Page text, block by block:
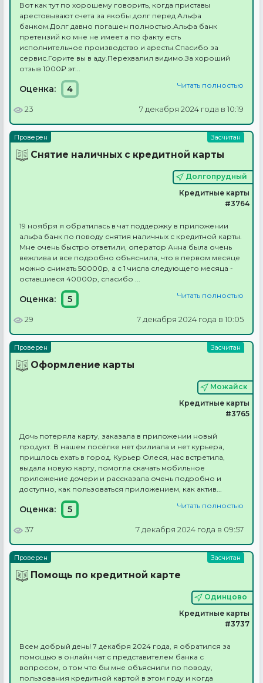
Вот как тут по хорошему говорить, когда приставы
арестовывают счета за якобы долг перед Альфа
банком.Долг давно погашен полностью.Альфа банк
претензий ко мне не имеет а по факту есть
исполнительное производство и аресты.Спасибо за
сервис.Горите вы в аду.Перехвалил видимо.За хороший
отзыв 1000₽ эт...
Оценка: 4 Читать полностью
23 7 декабря 2024 года в 10:19
Снятие наличных с кредитной карты
Долгопрудный
Кредитные карты
#3764
19 ноября я обратилась в чат поддержку в приложении
альфа банк по поводу снятия наличных с кредитной карты.
Мне очень быстро ответили, оператор Анна была очень
вежлива и все подробно объяснила, что в первом месяце
можно снимать 50000р, а с 1 числа следующего месяца -
оставшиеся 40000р, спасибо ...
Оценка: 5 Читать полностью
29 7 декабря 2024 года в 10:05
Оформление карты
Можайск
Кредитные карты
#3765
Дочь потеряла карту, заказала в приложении новый
продукт. В нашем посёлке нет филиала и нет курьера,
пришлось ехать в город. Курьер Олеся, нас встретила,
выдала новую карту, помогла скачать мобильное
приложение дочери и рассказала очень подробно и
доступно, как пользоваться приложением, как актив...
Оценка: 5 Читать полностью
37 7 декабря 2024 года в 09:57
Помощь по кредитной карте
Одинцово
Кредитные карты
#3737
Всем добрый день! 7 декабря 2024 года, я обратился за
помощью в онлайн чат с представителем банка с
вопросом, о том что бы мне объяснили по поводу,
пользования кредитной картой в этом году и когда